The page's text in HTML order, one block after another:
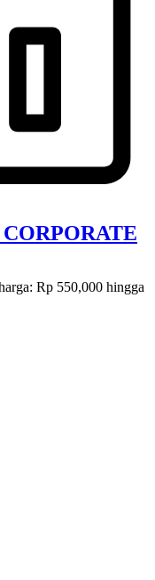
CORPORATE
Rp 550,000 hingga